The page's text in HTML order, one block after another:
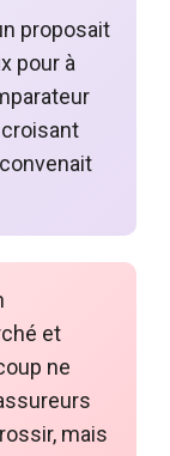
proposait
pour à
croisant
et
ne
mais